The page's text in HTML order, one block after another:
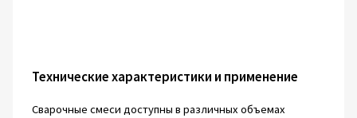
Технические характеристики и применение
Сварочные смеси доступны в различных объемах